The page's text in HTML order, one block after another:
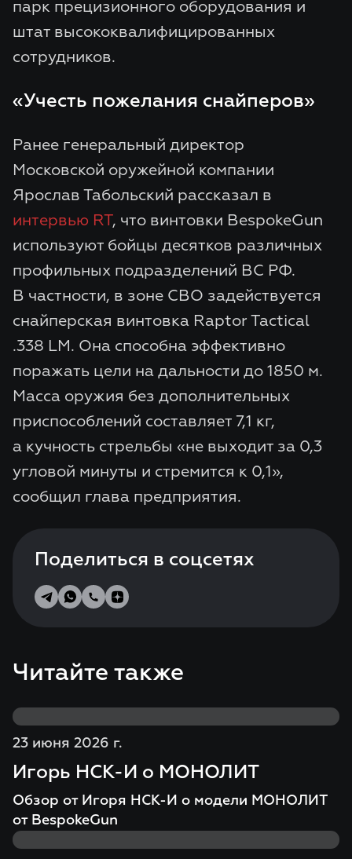
парк прецизионного оборудования и
штат высококвалифицированных
сотрудников.
«Учесть пожелания снайперов»
Ранее генеральный директор
Московской оружейной компании
Ярослав Табольский рассказал в
интервью RT, что винтовки BespokeGun
используют бойцы десятков различных
профильных подразделений ВС РФ.
В частности, в зоне СВО задействуется
снайперская винтовка Raptor Tactical
.338 LM. Она способна эффективно
поражать цели на дальности до 1850 м.
Масса оружия без дополнительных
приспособлений составляет 7,1 кг,
а кучность стрельбы «не выходит за 0,3
угловой минуты и стремится к 0,1»,
сообщил глава предприятия.
Поделиться в соцсетях
Читайте также
23 июня 2026 г.
Игорь НСК-И о МОНОЛИТ
Обзор от Игоря НСК-И о модели МОНОЛИТ
от BespokeGun